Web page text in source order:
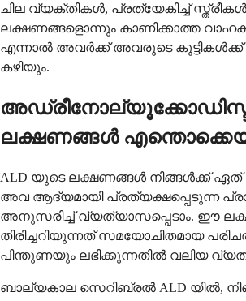
ചില വ്യക്തികൾ, പ്രത്യേകിച്ച്
ലക്ഷണങ്ങളൊന്നും കാണിക്കാത്ത
എന്നാൽ അവർക്ക് അവരുടെ
കഴിയും.
ലക്ഷണങ്ങൾ
ALD യുടെ ലക്ഷണങ്ങൾ നിങ്ങൾക്ക് ഏത്
അവ ആദ്യമായി പ്രത്യക്ഷപ്പെടുന്ന
അനുസരിച്ച് വ്യത്യാസപ്പെടാം. ഈ
തിരിച്ചറിയുന്നത് സമയോചിതമായ
പിന്തുണയും ലഭിക്കുന്നതിൽ വലിയ
ബാല്യകാല സെറിബ്രൽ ALD യിൽ,